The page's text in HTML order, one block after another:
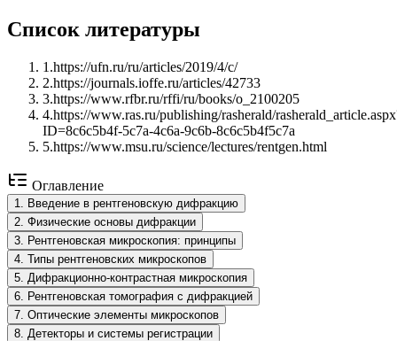
Список литературы
1 .https://ufn.ru/ru/articles/2019/4/c/
2.https://journals.ioffe.ru/articles/42733
3.https://www.rfbr.ru/rffi/ru/books/o_2100205
4.https://www.ras.ru/publishing/rasherald/
ID=8c6c5b4f-5c7a-4c6a-9c6b-8c6c5b4f5c7a
5.https://www.msu.ru/science/lectures/rentgen.html
Оглавление
1
Введение в рентгеновскую дифракцию
2 Физические основы дифракции
3
Рентгеновская микроскопия: принципы
4 Типы рентгеновских микроскопов
5 Дифракционно-контрастная микроскопия
6
Рентгеновская томография с дифракцией
7 Оптические элементы микроскопов
8 Детекторы и системы регистрации